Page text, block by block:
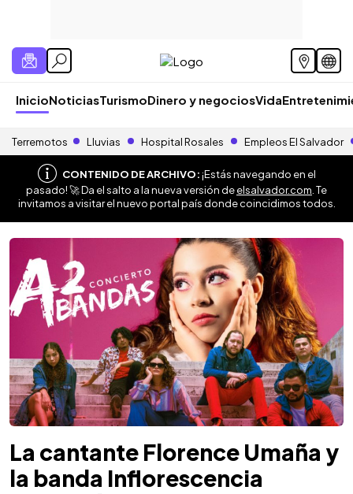
InicioNoticiasTurismoDinero y negociosVida
Terremotos Lluvias Hospital Rosales Empleos El Salvador
CONTENIDO DE ARCHIVO:¡Estás navegando en el
pasado! 🚀 Da el salto a la nueva versión deelsalvador.com . Te
invitamos a visitar el nuevo portal país donde coincidimos todos.
La cantante Florence Umaña y
la banda Inflorescencia